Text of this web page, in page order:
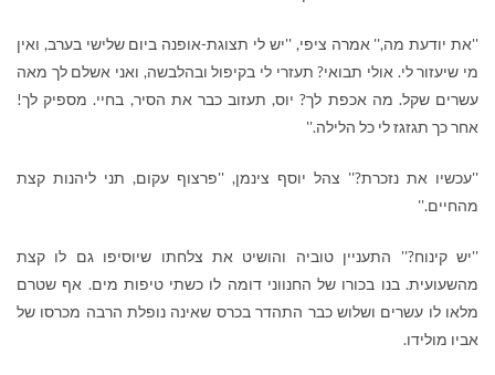
''את יודעת מה,'' אמרה ציפי, ''יש לי תצוגת-אופנה ביום שלישי בערב, ואין
מי שיעזור לי. אולי תבואי? תעזרי לי בקיפול ובהלבשה, ואני אשלם לך מאה
עשרים שקל. מה אכפת לך? יוס, תעזוב כבר את הסיר, בחיי. מספיק לך!
אחר כך תגזגז לי כל הלילה.''
''עכשיו את נזכרת?'' צהל יוסף צינמן, ''פרצוף עקום, תני ליהנות קצת
מהחיים.''
''יש קינוח?'' התעניין טוביה והושיט את צלחתו שיוסיפו גם לו קצת
מהשעועית. בנו בכורו של החנווני דומה לו כשתי טיפות מים. אף שטרם
מלאו לו עשרים ושלוש כבר התהדר בכרס שאינה נופלת הרבה מכרסו של
אביו מולידו.